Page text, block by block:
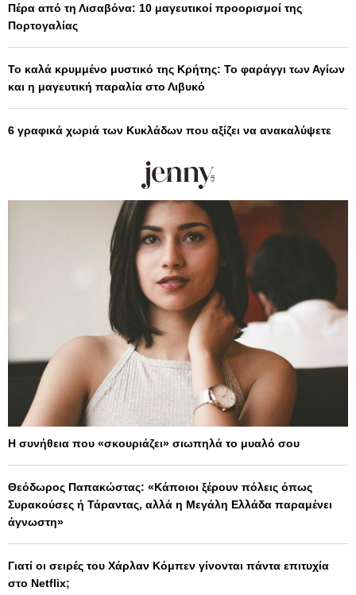
Πέρα από τη Λισαβόνα: 10 μαγευτικοί προορισμοί της
Πορτογαλίας
Το καλά κρυμμένο μυστικό της Κρήτης: Το φαράγγι των Αγίων
και η μαγευτική παραλία στο Λιβυκό
6 γραφικά χωριά των Κυκλάδων που αξίζει να ανακαλύψετε
Η συνήθεια που «σκουριάζει» σιωπηλά το μυαλό σου
Θεόδωρος Παπακώστας: «Κάποιοι ξέρουν πόλεις όπως
Συρακούσες ή Τάραντας, αλλά η Μεγάλη Ελλάδα παραμένει
άγνωστη»
Γιατί οι σειρές του Χάρλαν Κόμπεν γίνονται πάντα επιτυχία
στο Netflix;